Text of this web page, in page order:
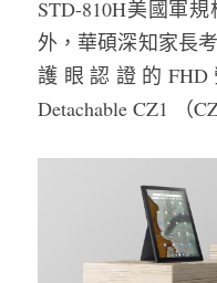
STD-810H美國軍
外，華碩深知家長
護眼認證的FHD
Detachable CZ1 （